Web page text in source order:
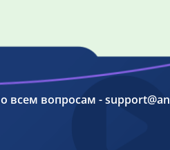
всем вопросам -